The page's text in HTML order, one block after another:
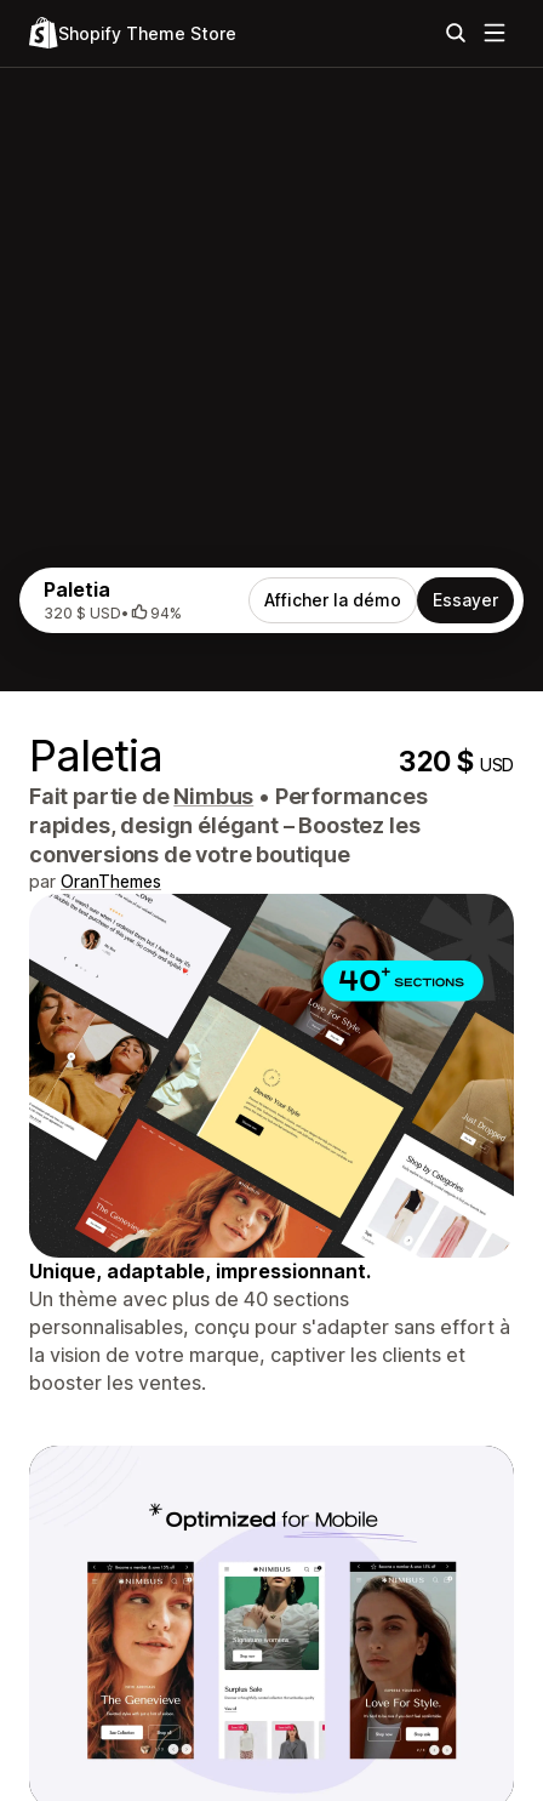
Shopify Theme Store
Paletia
320 $ USD• 94%
Afficher la démo Essayer
Paletia 320 $USD
Fait partie deNimbus • Performances
rapides, design élégant – Boostez les
conversions de votre boutique
par OranThemes
Unique, adaptable, impressionnant.
Un thème avec plus de 40 sections
personnalisables, conçu pour s'adapter sans effort à
la vision de votre marque, captiver les clients et
booster les ventes.